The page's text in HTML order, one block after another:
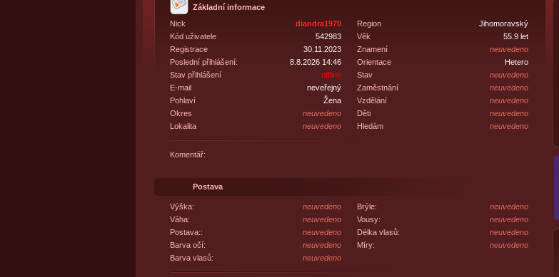
Základní informace
Nick
diandra1970
Kód uživatele
542983
Registrace
30.11.2023
Poslední přihlášení:
8.8.2026 14:46
Stav přihlášení
offline
E-mail
neveřejný
Pohlaví
Žena
Okres
neuvedeno
Lokalita
neuvedeno
Region
Jihomoravský
Věk
55.9 let
Znamení
neuvedeno
Orientace
Hetero
Stav
neuvedeno
Zaměstnání
neuvedeno
Vzdělání
neuvedeno
Děti
neuvedeno
Hledám
neuvedeno
Komentář:
Postava
Výška:
neuvedeno
Váha:
neuvedeno
Postava::
neuvedeno
Barva očí:
neuvedeno
Barva vlasů:
neuvedeno
Brýle:
neuvedeno
Vousy:
neuvedeno
Délka vlasů:
neuvedeno
Míry:
neuvedeno